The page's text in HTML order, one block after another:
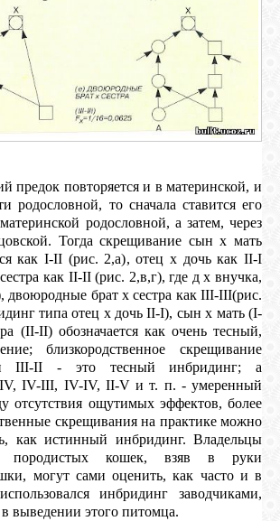
предок повторяется и в материнской, и
родословной, то сначала ставится его
родословной, а затем, через
Тогда скрещивание сын х мать
как I-II (рис. 2,а), отец х дочь как II-I
как II-II (рис. 2,в,г), где д х внучка,
двоюродные брaт х сестра как III-­III(рис.
типа отец х дочь II-I), сын х мать (I-
(II-II) обозначается как очень тесный,
близкородственное скрещивание
III-II - это тесный инбридинг; а
IV-III, IV-IV, II-V и т. п. - умеренный
отсутствия ощутимых эффектов, более
скрещивания на практике можно
как истинный инбридинг. Владельцы
породистых кошек, взяв в руки
могут сами оценить, как часто и в
инбридинг заводчиками,
выведении этого питомца.